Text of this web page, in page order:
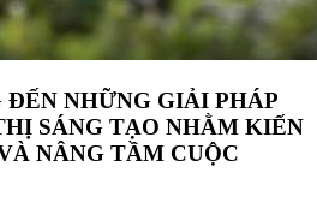
ĐẾN NHỮNG GIẢI PHÁP
SÁNG TẠO NHẰM KIẾN
NÂNG TẦM CUỘC